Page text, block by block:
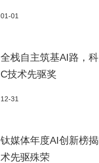
01-01
全栈自主筑基AI路，
C技术先驱奖
12-31
钛媒体年度AI创新榜
术先驱殊荣